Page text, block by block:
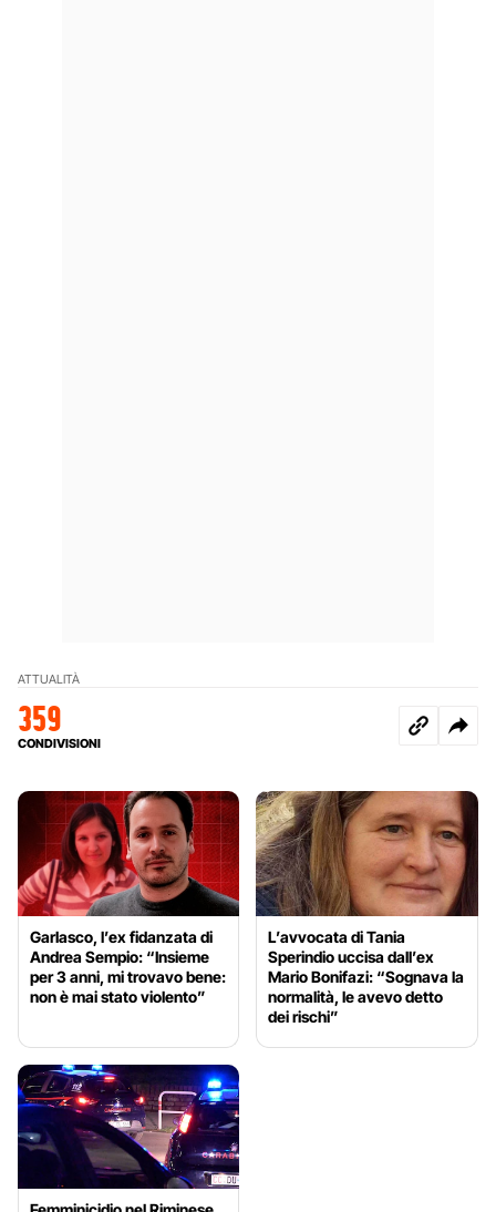
ATTUALITÀ
359
CONDIVISIONI
Garlasco, l’ex fidanzata di
Andrea Sempio: “Insieme
per 3 anni, mi trovavo bene:
non è mai stato violento”
L’avvocata di Tania
Sperindio uccisa dall’ex
Mario Bonifazi: “Sognava la
normalità, le avevo detto
dei rischi”